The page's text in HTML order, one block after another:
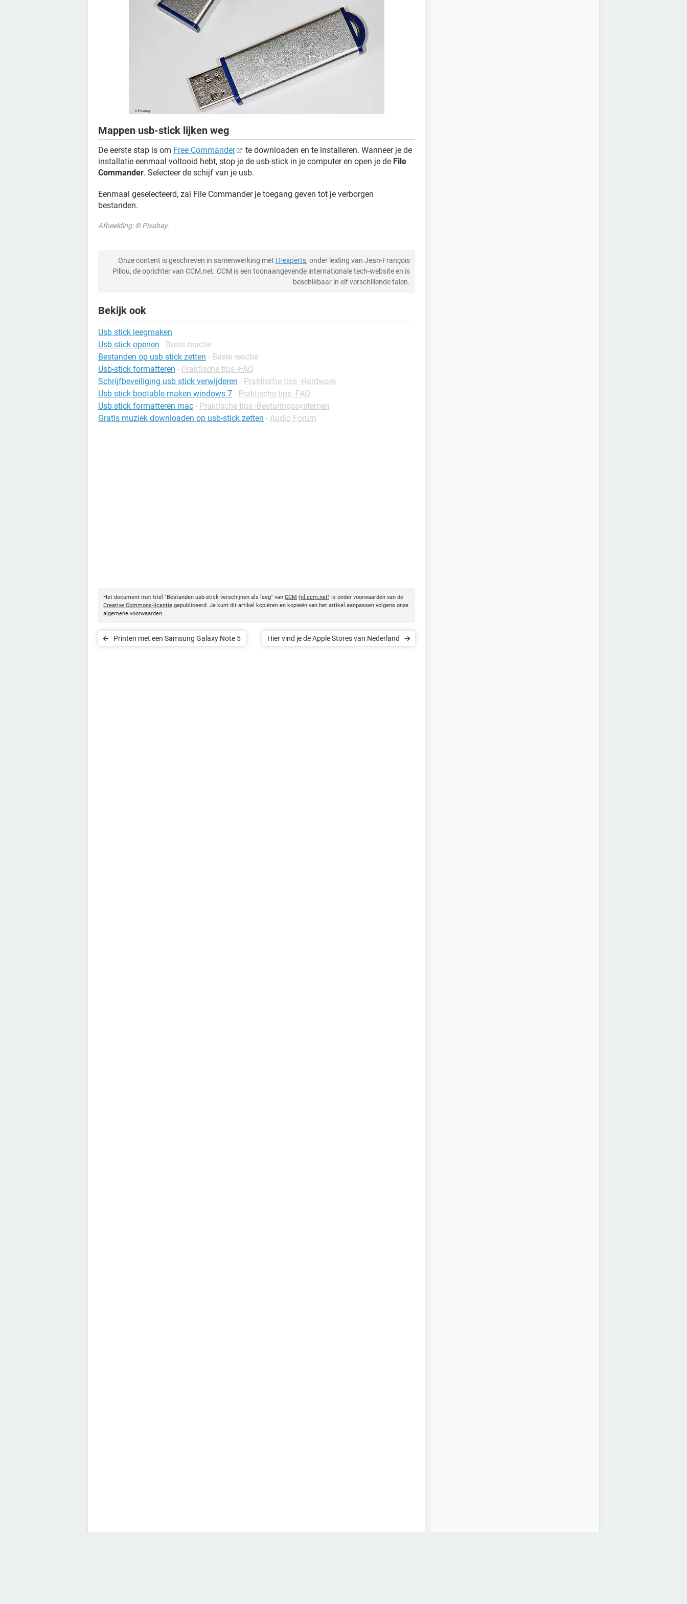
Mappen usb-stick lijken weg
De eerste stap is om Free Commander
te downloaden en te installeren. Wanneer je de
installatie eenmaal voltooid hebt, stop je de usb-stick in je computer en open je de File
Commander. Selecteer de schijf van je usb.
Eenmaal geselecteerd, zal File Commander je toegang geven tot je verborgen
bestanden.
Afbeelding: © Pixabay.
Onze content is geschreven in samenwerking met IT-experts, onder leiding van Jean-François
Pillou, de oprichter van CCM.net. CCM is een toonaangevende internationale tech-website en is
beschikbaar in elf verschillende talen.
Bekijk ook
Usb stick leegmaken
Usb stick openen - Beste reactie
Bestanden op usb stick zetten - Beste reactie
Usb-stick formatteren - Praktische tips -FAQ
Schrijfbeveiliging usb stick verwijderen - Praktische tips -Hardware
Usb stick bootable maken windows 7 - Praktische tips -FAQ
Usb stick formatteren mac - Praktische tips -Besturingssystemen
Gratis muziek downloaden op usb-stick zetten - Audio Forum
Het document met titel "Bestanden usb-stick verschijnen als leeg" van CCM (nl.ccm.net) is onder voorwaarden van de
Creative Commons-licentie gepubliceerd. Je kunt dit artikel kopiëren en kopieën van het artikel aanpassen volgens onze
algemene voorwaarden.
Printen met een Samsung Galaxy Note 5 Hier vind je de Apple Stores van Nederland